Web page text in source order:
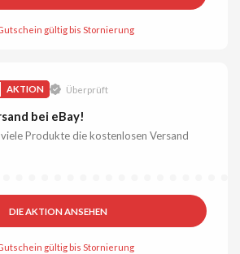
gültig bis Stornierung
AKTION Überprüft
bei eBay!
Produkte die kostenlosen Versand
DIE AKTION ANSEHEN
gültig bis Stornierung